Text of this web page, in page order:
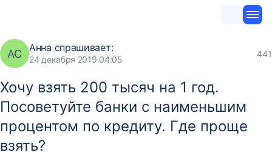
АС Анна спрашивает:
24 декабря 2019 04:05
441
Хочу взять 200 тысяч на 1 год.
Посоветуйте банки с наименьшим
процентом по кредиту. Где проще
взять?